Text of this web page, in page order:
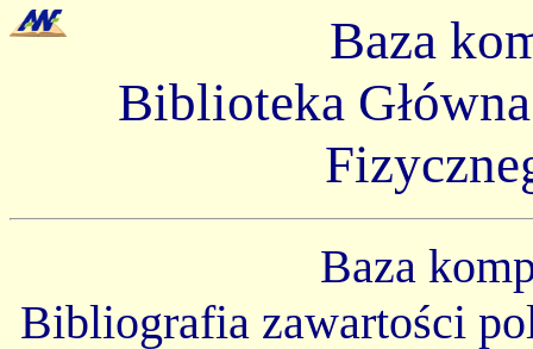
Baza
Biblioteka
Baza
Bibliografia zawartości